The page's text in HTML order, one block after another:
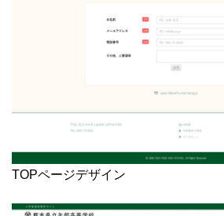
TOPページデザイン